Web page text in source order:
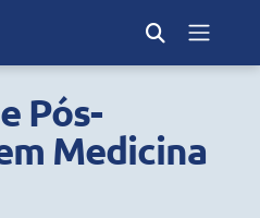
Pós-
Medicina